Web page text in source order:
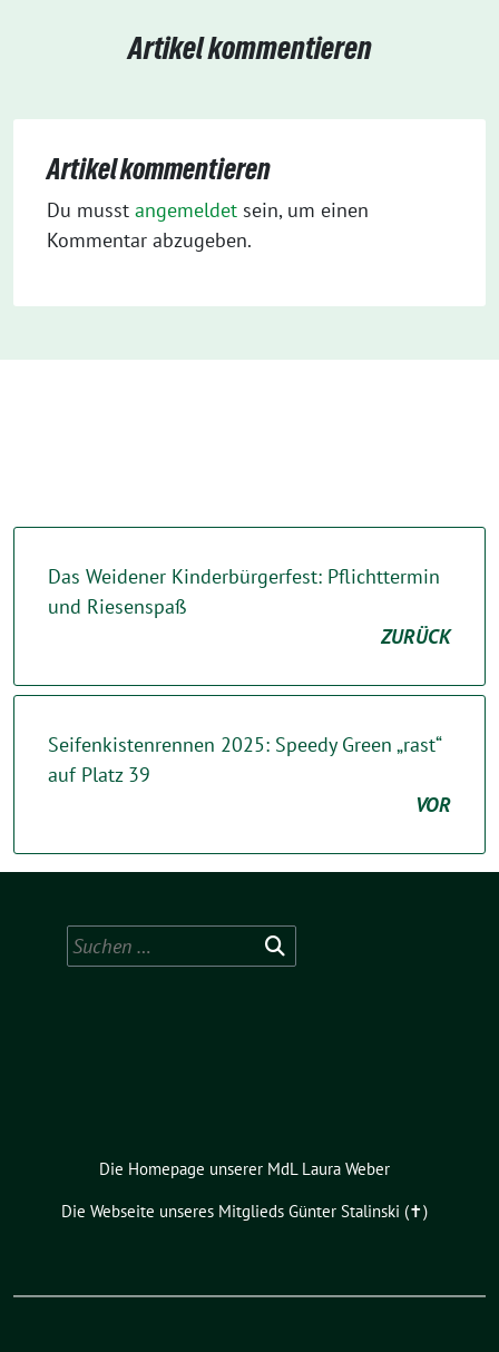
Artikel kommentieren
Artikel kommentieren
Du musst angemeldet sein, um einen
Kommentar abzugeben.
Das Weidener Kinderbürgerfest: Pflichttermin
und Riesenspaß
ZURÜCK
Seifenkistenrennen 2025: Speedy Green „rast“
auf Platz 39
VOR
Suchen
nach:
Die Homepage unserer MdL Laura Weber
Die Webseite unseres Mitglieds Günter Stalinski (✝︎)